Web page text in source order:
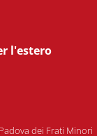
l'estero
dei Frati Minori